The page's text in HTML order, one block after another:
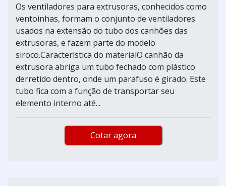
Os ventiladores para extrusoras, conhecidos como
ventoinhas, formam o conjunto de ventiladores
usados na extensão do tubo dos canhões das
extrusoras, e fazem parte do modelo
siroco.Característica do materialO canhão da
extrusora abriga um tubo fechado com plástico
derretido dentro, onde um parafuso é girado. Este
tubo fica com a função de transportar seu
elemento interno até...
Cotar agora